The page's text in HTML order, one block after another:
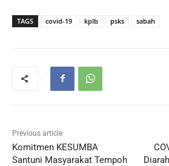
TAGS covid-19 kplb psks sabah
Previous article
Komitmen KESUMBA
Santuni Masyarakat Tempoh